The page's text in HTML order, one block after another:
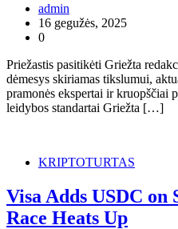
admin
16 gegužės, 2025
0
Priežastis pasitikėti Griežta
dėmesys skiriamas tikslumui,
pramonės ekspertai ir kruopščiai
leidybos standartai Griežta […]
KRIPTOTURTAS
Visa Adds USDC on
Race Heats Up